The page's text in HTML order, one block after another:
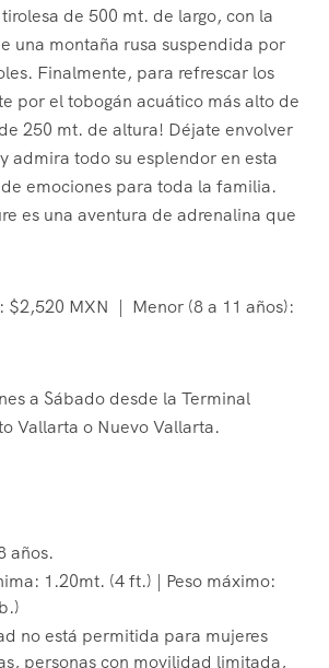
de 500 mt. de largo, con la
una montaña rusa suspendida por
Finalmente, para refrescar los
por el tobogán acuático más alto de
250 mt. de altura! Déjate envolver
admira todo su esplendor en esta
emociones para toda la familia.
es una aventura de adrenalina que
$2,520 MXN | Menor (8 a 11 años):
a Sábado desde la Terminal
Vallarta o Nuevo Vallarta.
años.
1.20mt. (4 ft.) | Peso máximo:
no está permitida para mujeres
personas con movilidad limitada,